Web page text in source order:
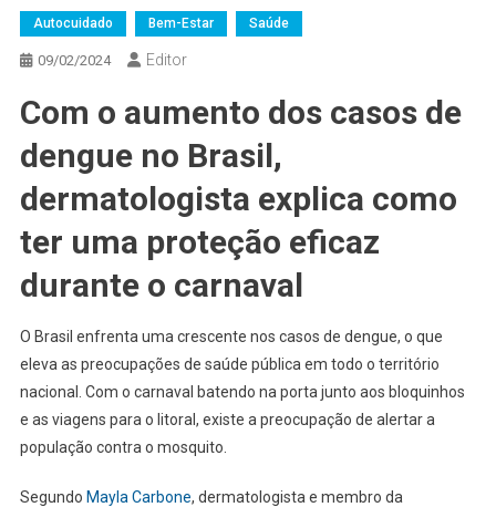
Autocuidado Bem-Estar Saúde
09/02/2024 Editor
Com o aumento dos casos de
dengue no Brasil,
dermatologista explica como
ter uma proteção eficaz
durante o carnaval
O Brasil enfrenta uma crescente nos casos de dengue, o que
eleva as preocupações de saúde pública em todo o território
nacional. Com o carnaval batendo na porta junto aos bloquinhos
e as viagens para o litoral, existe a preocupação de alertar a
população contra o mosquito.
Segundo Mayla Carbone, dermatologista e membro da